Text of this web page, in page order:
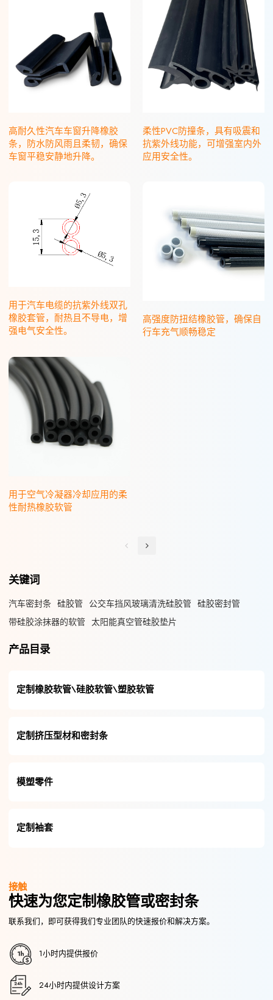
高耐久性汽车车窗升降橡胶
条，防水防风雨且柔韧，确保
车窗平稳安静地升降。
柔性PVC防撞条，具有吸震和
抗紫外线功能，可增强室内外
应用安全性。
用于汽车电缆的抗紫外线双孔
橡胶套管，耐热且不导电，增
强电气安全性。
高强度防扭结橡胶管，确保自
行车充气顺畅稳定
用于空气冷凝器冷却应用的柔
性耐热橡胶软管
关键词
汽车密封条 硅胶管 公交车挡风玻璃清洗硅胶管 硅胶密封管
带硅胶涂抹器的软管 太阳能真空管硅胶垫片
产品目录
定制橡胶软管\硅胶软管\塑胶软管
定制挤压型材和密封条
模塑零件
定制袖套
接触
快速为您定制橡胶管或密封条
联系我们，即可获得我们专业团队的快速报价和解决方案。
1小时内提供报价
24小时内提供设计方案